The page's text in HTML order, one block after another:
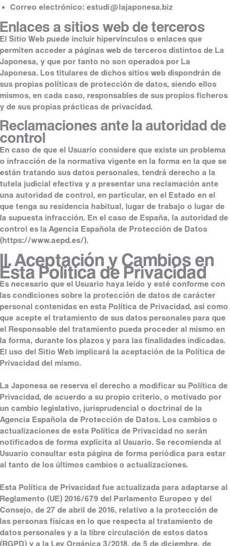
Correo electrónico: estudi@lajaponesa.biz
Enlaces a sitios web de terceros
El Sitio Web puede incluir hipervínculos o enlaces que
permiten acceder a páginas web de terceros distintos de La
Japonesa, y que por tanto no son operados por La
Japonesa. Los titulares de dichos sitios web dispondrán de
sus propias políticas de protección de datos, siendo ellos
mismos, en cada caso, responsables de sus propios ficheros
y de sus propias prácticas de privacidad.
Reclamaciones ante la autoridad de
control
En caso de que el Usuario considere que existe un problema
o infracción de la normativa vigente en la forma en la que se
están tratando sus datos personales, tendrá derecho a la
tutela judicial efectiva y a presentar una reclamación ante
una autoridad de control, en particular, en el Estado en el
que tenga su residencia habitual, lugar de trabajo o lugar de
la supuesta infracción. En el caso de España, la autoridad de
control es la Agencia Española de Protección de Datos
(https://www.aepd.es/).
II. Aceptación y Cambios en
Esta Política de Privacidad
Es necesario que el Usuario haya leído y esté conforme con
las condiciones sobre la protección de datos de carácter
personal contenidas en esta Política de Privacidad, así como
que acepte el tratamiento de sus datos personales para que
el Responsable del tratamiento pueda proceder al mismo en
la forma, durante los plazos y para las finalidades indicadas.
El uso del Sitio Web implicará la aceptación de la Política de
Privacidad del mismo.
La Japonesa se reserva el derecho a modificar su Política de
Privacidad, de acuerdo a su propio criterio, o motivado por
un cambio legislativo, jurisprudencial o doctrinal de la
Agencia Española de Protección de Datos. Los cambios o
actualizaciones de esta Política de Privacidad no serán
notificados de forma explícita al Usuario. Se recomienda al
Usuario consultar esta página de forma periódica para estar
al tanto de los últimos cambios o actualizaciones.
Esta Política de Privacidad fue actualizada para adaptarse al
Reglamento (UE) 2016/679 del Parlamento Europeo y del
Consejo, de 27 de abril de 2016, relativo a la protección de
las personas físicas en lo que respecta al tratamiento de
datos personales y a la libre circulación de estos datos
(RGPD) y a la Ley Orgánica 3/2018, de 5 de diciembre, de